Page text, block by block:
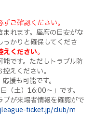
ご確認ください。
まれます。座席の目安がな
かりと確保してくださ
えください。
です。ただしトラブル防
えください。
援も可能です。
（土） 16:00～」です。
ブが来場者情報を確認がで
ticket.jp/club/m